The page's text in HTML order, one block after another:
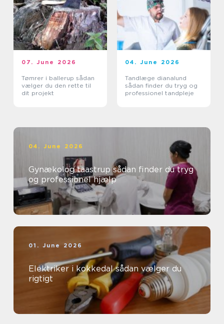
07. June 2026
Tømrer i ballerup sådan
vælger du den rette til
dit projekt
04. June 2026
Tandlæge dianalund
sådan finder du tryg og
professionel tandpleje
04. June 2026
Gynækolog taastrup sådan finder du tryg
og professionel hjælp
01. June 2026
Elektriker i kokkedal sådan vælger du
rigtigt